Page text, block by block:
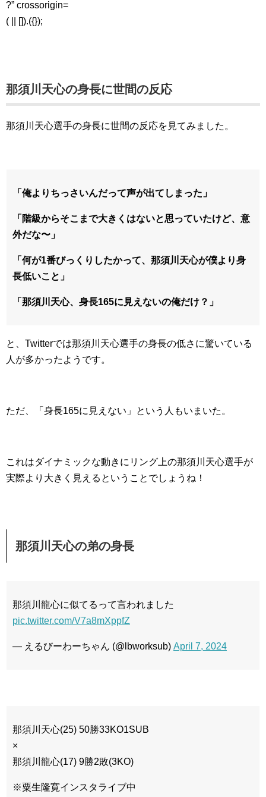
?” crossorigin=
( || []).({});
那須川天心の身長に世間の反応
那須川天心選手の身長に世間の反応を見てみました。
「俺よりちっさいんだって声が出てしまった」
「階級からそこまで大きくはないと思っていたけど、意
外だな〜」
「何が1番びっくりしたかって、那須川天心が僕より身
長低いこと」
「那須川天心、身長165に見えないの俺だけ？」
と、Twitterでは那須川天心選手の身長の低さに驚いている
人が多かったようです。
ただ、「身長165に見えない」という人もいまいた。
これはダイナミックな動きにリング上の那須川天心選手が
実際より大きく見えるということでしょうね！
那須川天心の弟の身長
那須川龍心に似てるって言われました
pic.twitter.com/V7a8mXppfZ
— えるびーわーちゃん (@lbworksub) April 7, 2024
那須川天心(25) 50勝33KO1SUB
×
那須川龍心(17) 9勝2敗(3KO)
※粟生隆寛インスタライブ中